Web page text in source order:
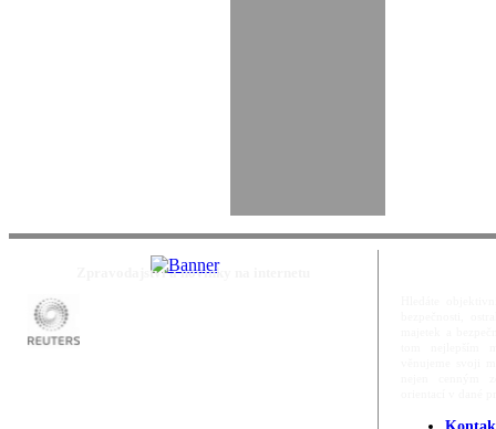
Zpravodajství a novinky na internetu